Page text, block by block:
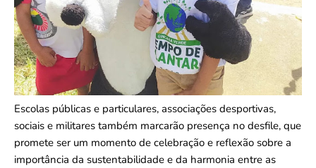
Escolas públicas e particulares, associações desportivas,
sociais e militares também marcarão presença no desfile, que
promete ser um momento de celebração e reflexão sobre a
importância da sustentabilidade e da harmonia entre as